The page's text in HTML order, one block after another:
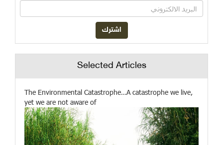
Selected Articles
The Environmental Catastrophe…A catastrophe we live,
yet we are not aware of